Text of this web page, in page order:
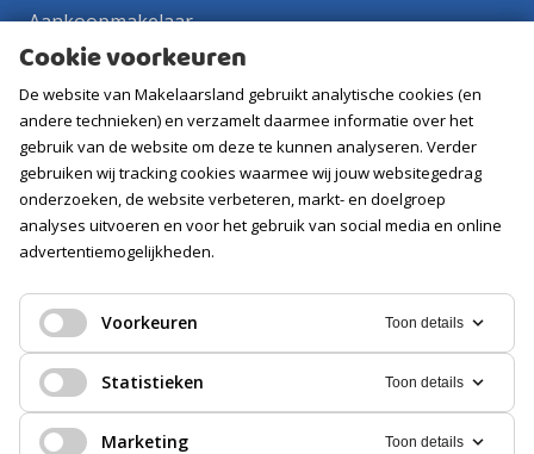
Aankoopmakelaar
Contact
Vacatures
Volg ons
Cookie voorkeuren
De website van Makelaarsland gebruikt analytische cookies (en
andere technieken) en verzamelt daarmee informatie over het
gebruik van de website om deze te kunnen analyseren. Verder
gebruiken wij tracking cookies waarmee wij jouw websitegedrag
onderzoeken, de website verbeteren, markt- en doelgroep
analyses uitvoeren en voor het gebruik van social media en online
advertentiemogelijkheden.
Voorkeuren Toon details
Statistieken Toon details
Marketing Toon details